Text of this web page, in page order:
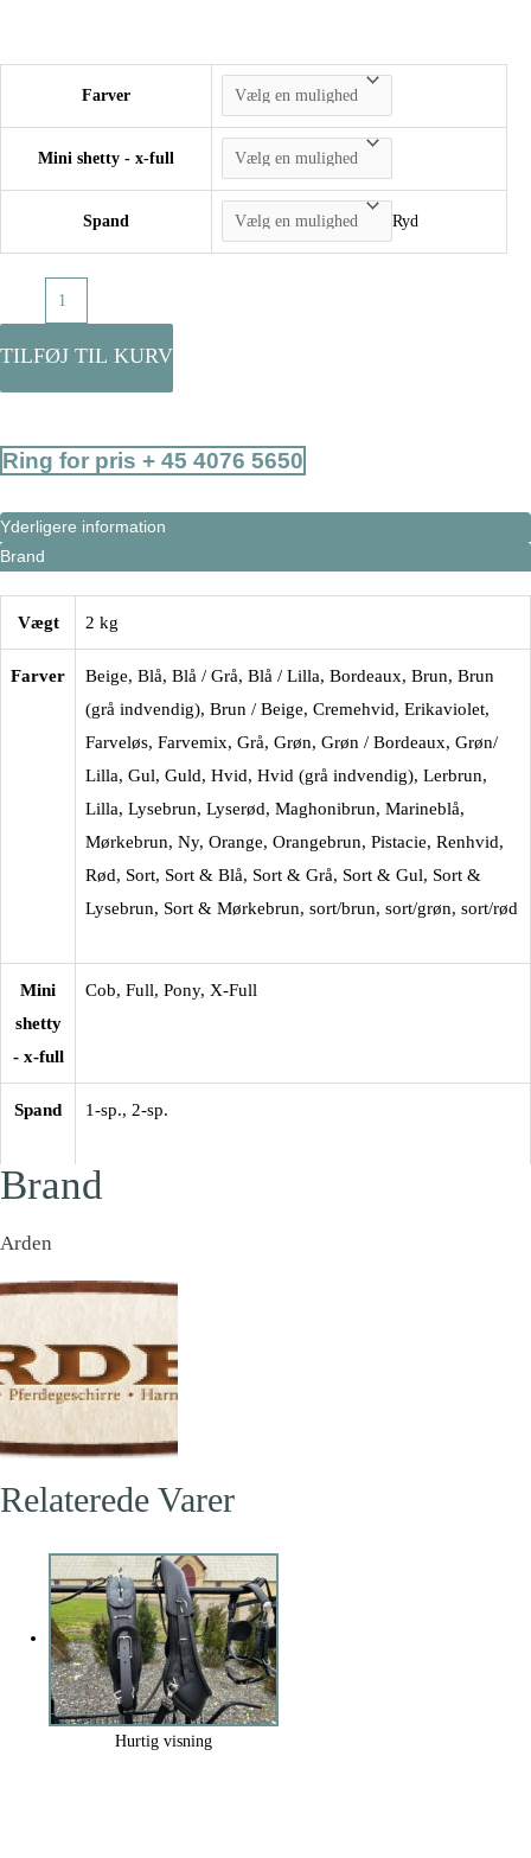
Farver
Mini shetty - x-full
Spand Ryd
med
anti-
sp.
mm)
antal
TILFØJ TIL KURV
Ring for pris + 45 4076 5650
Yderligere information
Brand
Vægt 2 kg
Farver Beige, Blå, Blå / Grå, Blå / Lilla, Bordeaux, Brun, Brun
(grå indvendig), Brun / Beige, Cremehvid, Erikaviolet,
Farveløs, Farvemix, Grå, Grøn, Grøn / Bordeaux, Grøn/
Lilla, Gul, Guld, Hvid, Hvid (grå indvendig), Lerbrun,
Lilla, Lysebrun, Lyserød, Maghonibrun, Marineblå,
Mørkebrun, Ny, Orange, Orangebrun, Pistacie, Renhvid,
Rød, Sort, Sort & Blå, Sort & Grå, Sort & Gul, Sort &
Lysebrun, Sort & Mørkebrun, sort/brun, sort/grøn, sort/rød
Mini
shetty
- x-full
Cob, Full, Pony, X-Full
Spand 1-sp., 2-sp.
Brand
Arden
Relaterede Varer
Hurtig visning